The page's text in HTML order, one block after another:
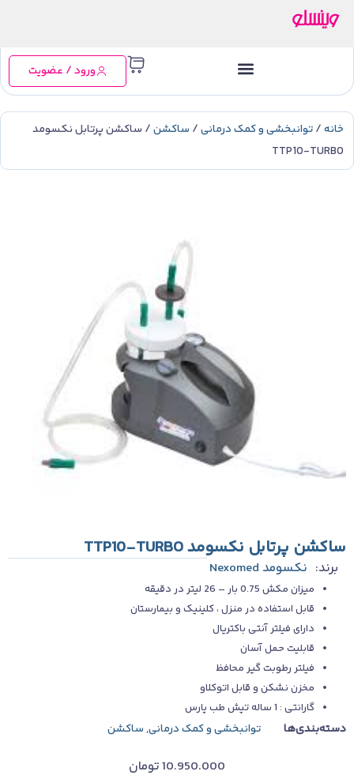
ورود / عضویت
خانه/توانبخشی و کمک درمانی/ ساکشن/ ساکشن پرتابل نکسومد
TTP10-TURBO
ساکشن پرتابل نکسومد TTP10-TURBO
برند: نکسومد Nexomed
میزان مکش 0.75 بار – 26 لیتر در دقیقه
قابل استفاده در منزل ، کلینیک و بیمارستان
دارای فیلتر آنتی باکتریال
قابلیت حمل آسان
فیلتر رطوبت گیر محافظ
مخزن نشکن و قابل اتوکلاو
گارانتی : 1 ساله تپش طب پارس
دسته‌بندی‌ها توانبخشی و کمک درمانی,ساکشن
10.950.000تومان